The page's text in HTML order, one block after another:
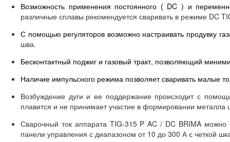
Возможность применения постоянного ( DC ) и
различные сплавы рекомендуется сваривать в режиме DC
С помощью регуляторов возможно настраивать продувку
шва.
Бесконтактный поджиг и газовый тракт, позволяющий
Наличие импульсного режима позволяет сваривать малые
Возбуждение дуги и ее поддержание происходит с
плавится и не принимает участие в формировании металла
Сварочный ток аппарата TIG-315 P AC / DC BRIMA
панели управления с диапазоном от 10 до 300 А с четкой